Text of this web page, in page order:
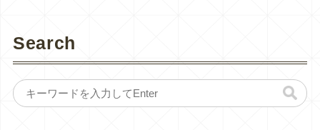
Search